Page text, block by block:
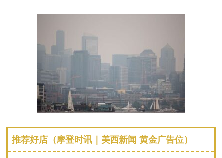
推荐好店（摩登时讯｜美西新闻 黄金广告位）